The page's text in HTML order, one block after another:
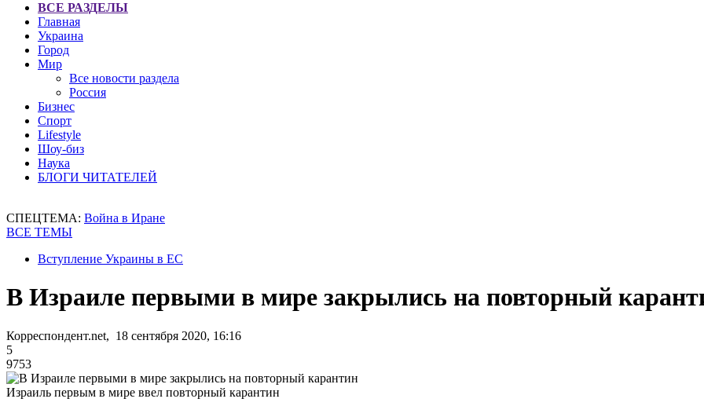
ВСЕ РАЗДЕЛЫ
Главная
Украина
Город
Мир
Все новости раздела
Россия
Бизнес
Спорт
Lifestyle
Шоу-биз
Наука
БЛОГИ ЧИТАТЕЛЕЙ
СПЕЦТЕМА: Война в Иране
ВСЕ ТЕМЫ
Вступление Украины в ЕС
В Израиле первыми в мире закрылись на повторный
Корреспондент.net, 18 сентября 2020, 16:16
5
9753
Израиль первым в мире ввел повторный карантин